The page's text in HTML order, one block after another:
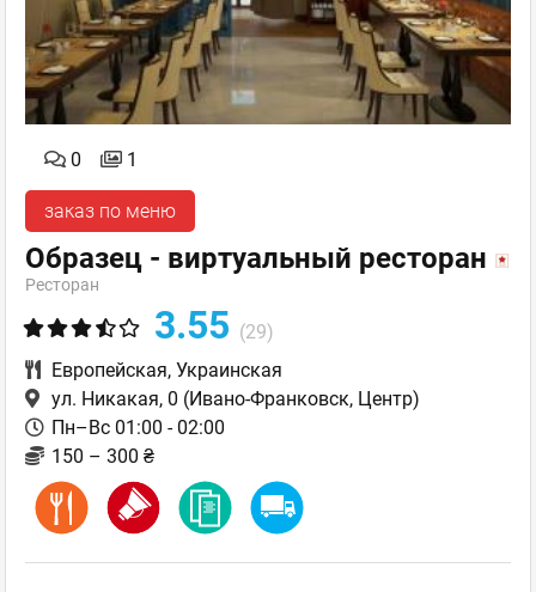
0 1
заказ по меню
Образец - виртуальный ресторан
Ресторан
3.55 (29)
Европейская, Украинская
ул. Никакая, 0 (Ивано-Франковск, Центр)
Пн–Вс 01:00 - 02:00
150 – 300 ₴